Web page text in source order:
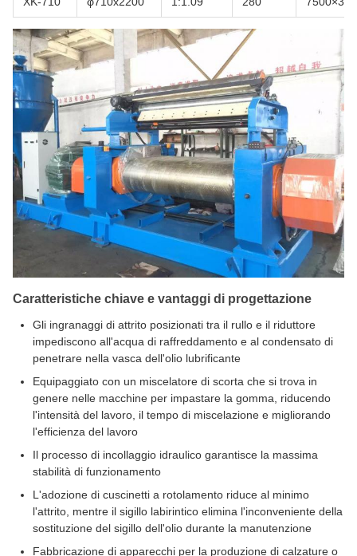
Caratteristiche chiave e vantaggi di progettazione
Gli ingranaggi di attrito posizionati tra il rullo e il riduttore
impediscono all'acqua di raffreddamento e al condensato di
penetrare nella vasca dell'olio lubrificante
Equipaggiato con un miscelatore di scorta che si trova in
genere nelle macchine per impastare la gomma, riducendo
l'intensità del lavoro, il tempo di miscelazione e migliorando
l'efficienza del lavoro
Il processo di incollaggio idraulico garantisce la massima
stabilità di funzionamento
L'adozione di cuscinetti a rotolamento riduce al minimo
l'attrito, mentre il sigillo labirintico elimina l'inconveniente della
sostituzione del sigillo dell'olio durante la manutenzione
Fabbricazione di apparecchi per la produzione di calzature o